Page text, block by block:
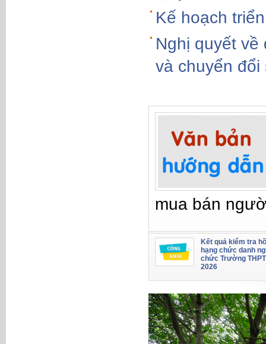
Kế hoạch
Nghị quyết
và chuyển đổi
mua bán
Kết quả kiểm tra
hạng chức danh
chức Trường
2026